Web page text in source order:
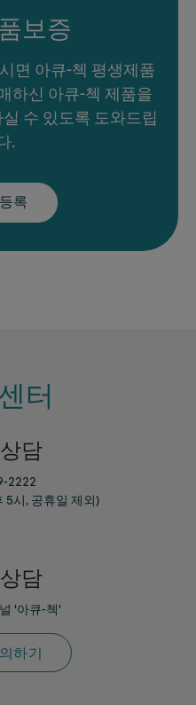
보증
면 아큐-첵 평생제품
하신 아큐-첵 제품을
수 있도록 도와드립
.
록
터
담
2222
5시, 공휴일 제외)
담
'아큐-첵'
하기